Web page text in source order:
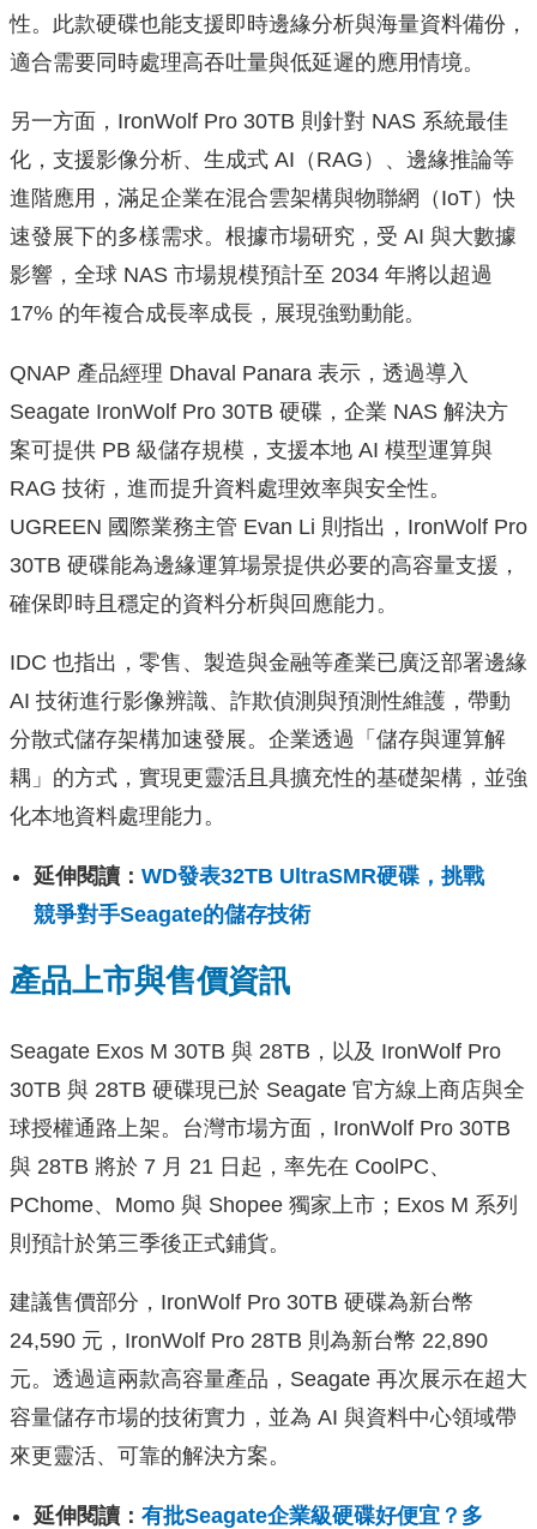
性。此款硬碟也能支援即時邊緣分析與海量資料備份，
適合需要同時處理高吞吐量與低延遲的應用情境。
另一方面，IronWolf Pro 30TB 則針對 NAS 系統最佳
化，支援影像分析、生成式 AI（RAG）、邊緣推論等
進階應用，滿足企業在混合雲架構與物聯網（IoT）快
速發展下的多樣需求。根據市場研究，受 AI 與大數據
影響，全球 NAS 市場規模預計至 2034 年將以超過
17% 的年複合成長率成長，展現強勁動能。
QNAP 產品經理 Dhaval Panara 表示，透過導入
Seagate IronWolf Pro 30TB 硬碟，企業 NAS 解決方
案可提供 PB 級儲存規模，支援本地 AI 模型運算與
RAG 技術，進而提升資料處理效率與安全性。
UGREEN 國際業務主管 Evan Li 則指出，IronWolf Pro
30TB 硬碟能為邊緣運算場景提供必要的高容量支援，
確保即時且穩定的資料分析與回應能力。
IDC 也指出，零售、製造與金融等產業已廣泛部署邊緣
AI 技術進行影像辨識、詐欺偵測與預測性維護，帶動
分散式儲存架構加速發展。企業透過「儲存與運算解
耦」的方式，實現更靈活且具擴充性的基礎架構，並強
化本地資料處理能力。
延伸閱讀： WD發表32TB UltraSMR硬碟，挑戰
競爭對手Seagate的儲存技術
產品上市與售價資訊
Seagate Exos M 30TB 與 28TB，以及 IronWolf Pro
30TB 與 28TB 硬碟現已於 Seagate 官方線上商店與全
球授權通路上架。台灣市場方面，IronWolf Pro 30TB
與 28TB 將於 7 月 21 日起，率先在 CoolPC、
PChome、Momo 與 Shopee 獨家上市；Exos M 系列
則預計於第三季後正式鋪貨。
建議售價部分，IronWolf Pro 30TB 硬碟為新台幣
24,590 元，IronWolf Pro 28TB 則為新台幣 22,890
元。透過這兩款高容量產品，Seagate 再次展示在超大
容量儲存市場的技術實力，並為 AI 與資料中心領域帶
來更靈活、可靠的解決方案。
延伸閱讀： 有批Seagate企業級硬碟好便宜？多